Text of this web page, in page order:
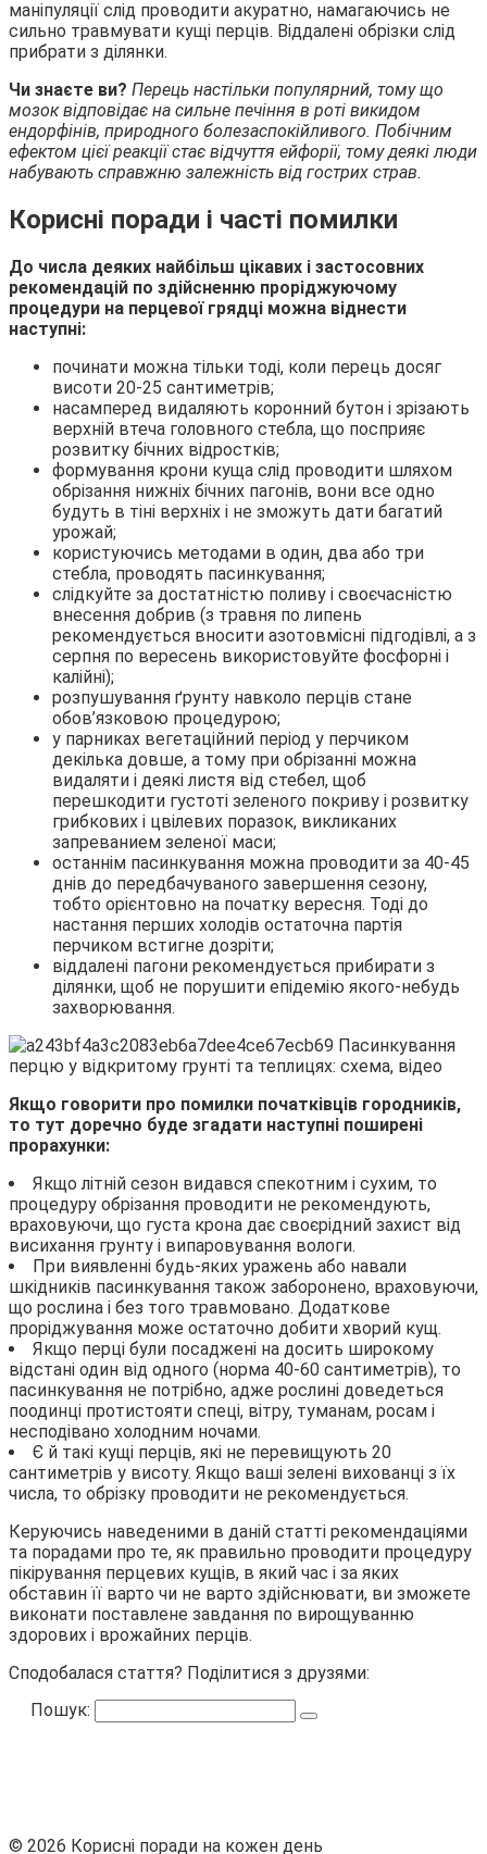
маніпуляції слід проводити акуратно, намагаючись не
сильно травмувати кущі перців. Віддалені обрізки слід
прибрати з ділянки.
Чи знаєте ви? Перець настільки популярний, тому що
мозок відповідає на сильне печіння в роті викидом
ендорфінів, природного болезаспокійливого. Побічним
ефектом цієї реакції стає відчуття ейфорії, тому деякі люди
набувають справжню залежність від гострих страв.
Корисні поради і часті помилки
До числа деяких найбільш цікавих і застосовних
рекомендацій по здійсненню проріджуючому
процедури на перцевої грядці можна віднести
наступні:
починати можна тільки тоді, коли перець досяг
висоти 20-25 сантиметрів;
насамперед видаляють коронний бутон і зрізають
верхній втеча головного стебла, що посприяє
розвитку бічних відростків;
формування крони куща слід проводити шляхом
обрізання нижніх бічних пагонів, вони все одно
будуть в тіні верхніх і не зможуть дати багатий
урожай;
користуючись методами в один, два або три
стебла, проводять пасинкування;
слідкуйте за достатністю поливу і своєчасністю
внесення добрив (з травня по липень
рекомендується вносити азотовмісні підгодівлі, а з
серпня по вересень використовуйте фосфорні і
калійні);
розпушування ґрунту навколо перців стане
обов’язковою процедурою;
у парниках вегетаційний період у перчиком
декілька довше, а тому при обрізанні можна
видаляти і деякі листя від стебел, щоб
перешкодити густоті зеленого покриву і розвитку
грибкових і цвілевих поразок, викликаних
запреванием зеленої маси;
останнім пасинкування можна проводити за 40-45
днів до передбачуваного завершення сезону,
тобто орієнтовно на початку вересня. Тоді до
настання перших холодів остаточна партія
перчиком встигне дозріти;
віддалені пагони рекомендується прибирати з
ділянки, щоб не порушити епідемію якого-небудь
захворювання.
Якщо говорити про помилки початківців городників,
то тут доречно буде згадати наступні поширені
прорахунки:
Якщо літній сезон видався спекотним і сухим, то
процедуру обрізання проводити не рекомендують,
враховуючи, що густа крона дає своєрідний захист від
висихання грунту і випаровування вологи.
При виявленні будь-яких уражень або навали
шкідників пасинкування також заборонено, враховуючи,
що рослина і без того травмовано. Додаткове
проріджування може остаточно добити хворий кущ.
Якщо перці були посаджені на досить широкому
відстані один від одного (норма 40-60 сантиметрів), то
пасинкування не потрібно, адже рослині доведеться
поодинці протистояти спеці, вітру, туманам, росам і
несподівано холодним ночами.
Є й такі кущі перців, які не перевищують 20
сантиметрів у висоту. Якщо ваші зелені вихованці з їх
числа, то обрізку проводити не рекомендується.
Керуючись наведеними в даній статті рекомендаціями
та порадами про те, як правильно проводити процедуру
пікірування перцевих кущів, в який час і за яких
обставин її варто чи не варто здійснювати, ви зможете
виконати поставлене завдання по вирощуванню
здорових і врожайних перців.
Сподобалася стаття? Поділитися з друзями:
Пошук:
© 2026 Корисні поради на кожен день